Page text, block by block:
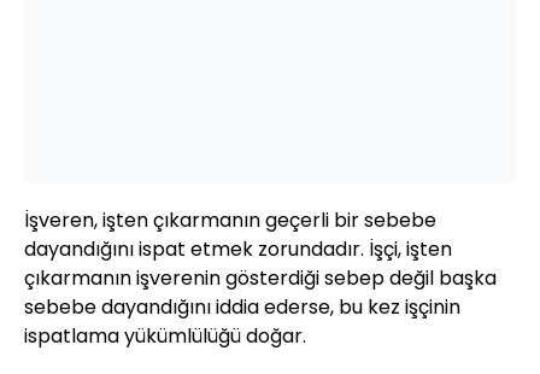
İşveren, işten çıkarmanın geçerli bir sebebe
dayandığını ispat etmek zorundadır. İşçi, işten
çıkarmanın işverenin gösterdiği sebep değil başka
sebebe dayandığını iddia ederse, bu kez işçinin
ispatlama yükümlülüğü doğar.